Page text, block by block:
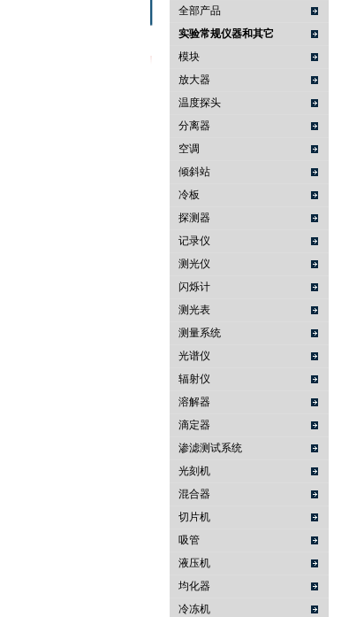
武汉提沃克科技有限公司
全部产品
实验常规仪器和其它
模块
放大器
温度探头
分离器
空调
倾斜站
冷板
探测器
记录仪
测光仪
闪烁计
测光表
测量系统
光谱仪
辐射仪
溶解器
滴定器
渗滤测试系统
光刻机
混合器
切片机
吸管
液压机
均化器
冷冻机